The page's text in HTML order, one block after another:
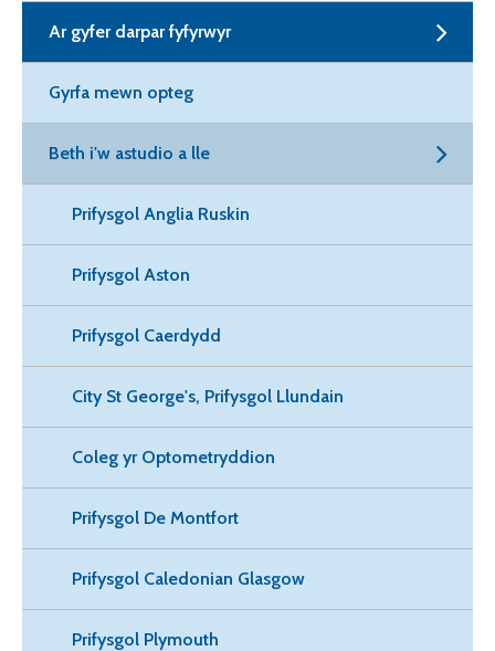
Ar gyfer darpar fyfyrwyr
Gyrfa mewn opteg
Beth i'w astudio a lle
Prifysgol Anglia Ruskin
Prifysgol Aston
Prifysgol Caerdydd
City St George's, Prifysgol Llundain
Coleg yr Optometryddion
Prifysgol De Montfort
Prifysgol Caledonian Glasgow
Prifysgol Plymouth